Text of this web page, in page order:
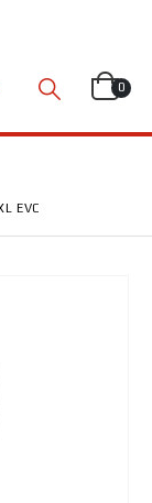
0
EVC